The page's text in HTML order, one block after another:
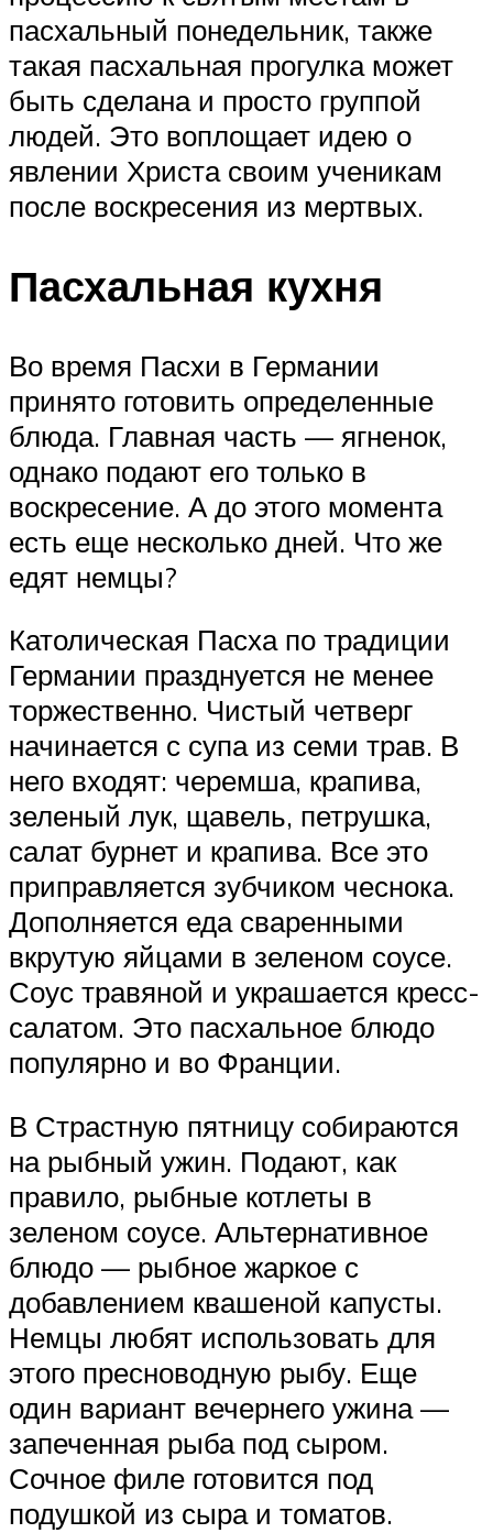
пасхальный понедельник, также
такая пасхальная прогулка может
быть сделана и просто группой
людей. Это воплощает идею о
явлении Христа своим ученикам
после воскресения из мертвых.
Пасхальная кухня
Во время Пасхи в Германии
принято готовить определенные
блюда. Главная часть — ягненок,
однако подают его только в
воскресение. А до этого момента
есть еще несколько дней. Что же
едят немцы?
Католическая Пасха по традиции
Германии празднуется не менее
торжественно. Чистый четверг
начинается с супа из семи трав. В
него входят: черемша, крапива,
зеленый лук, щавель, петрушка,
салат бурнет и крапива. Все это
приправляется зубчиком чеснока.
Дополняется еда сваренными
вкрутую яйцами в зеленом соусе.
Соус травяной и украшается кресс-
салатом. Это пасхальное блюдо
популярно и во Франции.
В Страстную пятницу собираются
на рыбный ужин. Подают, как
правило, рыбные котлеты в
зеленом соусе. Альтернативное
блюдо — рыбное жаркое с
добавлением квашеной капусты.
Немцы любят использовать для
этого пресноводную рыбу. Еще
один вариант вечернего ужина —
запеченная рыба под сыром.
Сочное филе готовится под
подушкой из сыра и томатов.